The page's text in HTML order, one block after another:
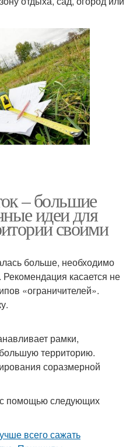
– большие
идеи для
своими
больше, необходимо
касается не
«ограничителей».
рамки,
территорию.
соразмерной
помощью следующих